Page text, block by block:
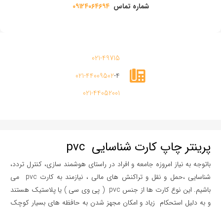
شماره تماس۰۹۱۲۴۰۶۴۶۹۴
021-49715
021-44009502-4
021-44052001
پرینتر چاپ کارت شناسایی pvc
باتوجه به نیاز امروزه جامعه و افراد در راستای هوشمند سازی، کنترل تردد،
شناسایی ،حمل و نقل و تراکنش های مالی ، نیازمند به کارت pvc می
باشیم. این نوع کارت ها از جنس pvc ( پی وی سی ) یا پلاستیک هستند
و به دلیل استحکام زیاد و امکان مجهز شدن به حافظه های بسیار کوچک